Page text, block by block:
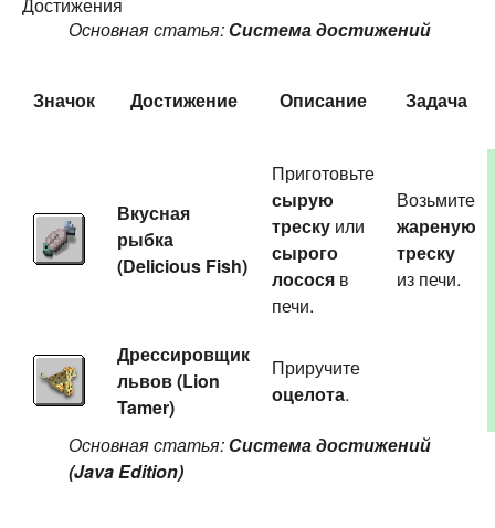
Основная статья:Система достижений
Значок Достижение Описание Задача
Вкусная
рыбка
(Delicious Fish)
Приготовьте
сырую
треску или
сырого
лосося в
печи.
Возьмите
жареную
треску
из печи.
Дрессировщик
львов (Lion
Tamer)
Приручите
оцелота.
Основная статья:Система достижений
(Java Edition)